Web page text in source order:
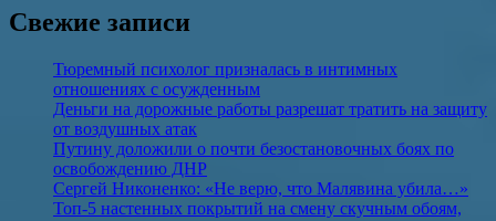
Свежие записи
Тюремный психолог призналась в интимных
отношениях с осужденным
Деньги на дорожные работы разрешат тратить на защиту
от воздушных атак
Путину доложили о почти безостановочных боях по
освобождению ДНР
Сергей Никоненко: «Не верю, что Малявина убила…»
Топ-5 настенных покрытий на смену скучным обоям,